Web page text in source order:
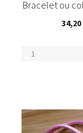
Bracelet ou
34,20